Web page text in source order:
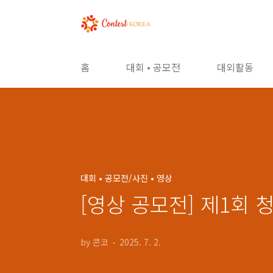
홈 대회 • 공모전 대외활동
대회 • 공모전/사진 • 영상
[영상 공모전] 제1회
by 콘코 2025. 7. 2.